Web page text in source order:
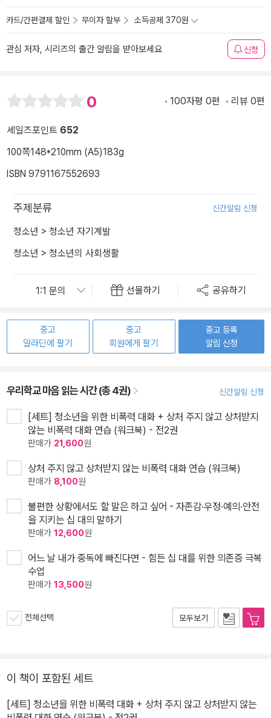
카드/간편결제 할인 무이자 할부 소득공제 370원
관심 저자, 시리즈의 출간 알림을 받아보세요 신청
0 100자평 0편 리뷰 0편
세일즈포인트 652
100쪽148*210mm (A5)183g
ISBN 9791167552693
주제분류 신간알림 신청
청소년 > 청소년 자기계발
청소년 > 청소년의 사회생활
선물하기 공유하기
중고
알라딘에 팔기
중고
회원에게 팔기
중고 등록
알림 신청
우리학교 마음 읽는 시간 (총 4권) 신간알림 신청
[세트] 청소년을 위한 비폭력 대화 + 상처 주지 않고 상처받지
않는 비폭력 대화 연습 (워크북) - 전2권
판매가 21,600원
상처 주지 않고 상처받지 않는 비폭력 대화 연습 (워크북)
판매가 8,100원
불편한 상황에서도 할 말은 하고 싶어 - 자존감·우정·예의·안전
을 지키는 십 대의 말하기
판매가 12,600원
어느 날 내가 중독에 빠진다면 - 힘든 십 대를 위한 의존증 극복
수업
판매가 13,500원
전체선택 모두보기
이 책이 포함된 세트
[세트] 청소년을 위한 비폭력 대화 + 상처 주지 않고 상처받지 않는